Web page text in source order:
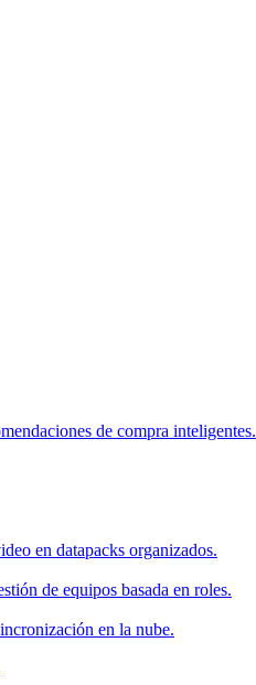
de compra inteligentes.
en datapacks organizados.
de equipos basada en roles.
en la nube.